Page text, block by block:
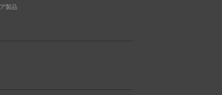
製品